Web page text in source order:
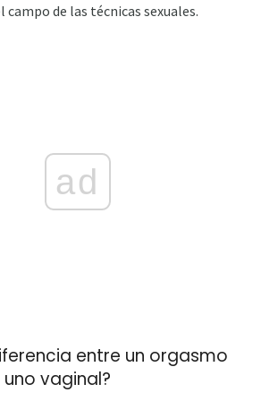
campo de las técnicas sexuales.
ad
entre un orgasmo
vaginal?